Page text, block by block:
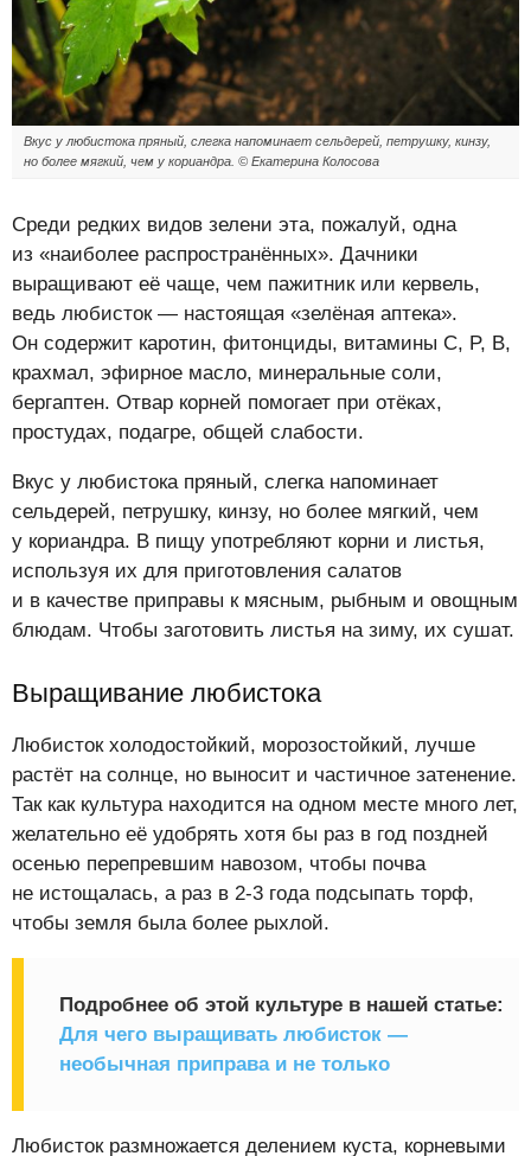
Вкус у любистока пряный, слегка напоминает сельдерей, петрушку, кинзу,
но более мягкий, чем у кориандра. © Екатерина Колосова
Среди редких видов зелени эта, пожалуй, одна
из «наиболее распространённых». Дачники
выращивают её чаще, чем пажитник или кервель,
ведь любисток — настоящая «зелёная аптека».
Он содержит каротин, фитонциды, витамины C, P, B,
крахмал, эфирное масло, минеральные соли,
бергаптен. Отвар корней помогает при отёках,
простудах, подагре, общей слабости.
Вкус у любистока пряный, слегка напоминает
сельдерей, петрушку, кинзу, но более мягкий, чем
у кориандра. В пищу употребляют корни и листья,
используя их для приготовления салатов
и в качестве приправы к мясным, рыбным и овощным
блюдам. Чтобы заготовить листья на зиму, их сушат.
Выращивание любистока
Любисток холодостойкий, морозостойкий, лучше
растёт на солнце, но выносит и частичное затенение.
Так как культура находится на одном месте много лет,
желательно её удобрять хотя бы раз в год поздней
осенью перепревшим навозом, чтобы почва
не истощалась, а раз в 2-3 года подсыпать торф,
чтобы земля была более рыхлой.
Подробнее об этой культуре в нашей статье:
Для чего выращивать любисток —
необычная приправа и не только
Любисток размножается делением куста, корневыми